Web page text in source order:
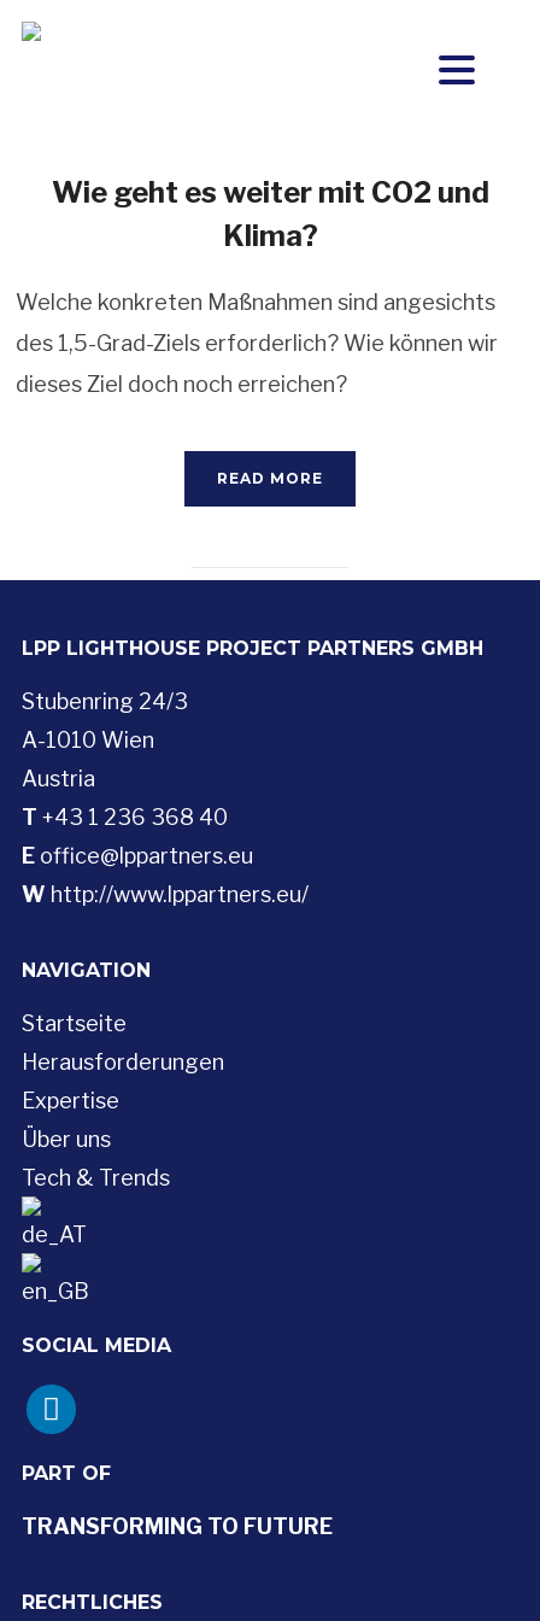
Wie geht es weiter mit CO2 und
Klima?
Welche konkreten Maßnahmen sind angesichts
des 1,5-Grad-Ziels erforderlich? Wie können wir
dieses Ziel doch noch erreichen?
READ MORE
LPP LIGHTHOUSE PROJECT PARTNERS GMBH
Stubenring 24/3
A-1010 Wien
Austria
T +43 1 236 368 40
Eoffice@lppartners.eu
W http://www.lppartners.eu/
NAVIGATION
Startseite
Herausforderungen
Expertise
Über uns
Tech & Trends
SOCIAL MEDIA
linkedin
PART OF
TRANSFORMING TO FUTURE
RECHTLICHES